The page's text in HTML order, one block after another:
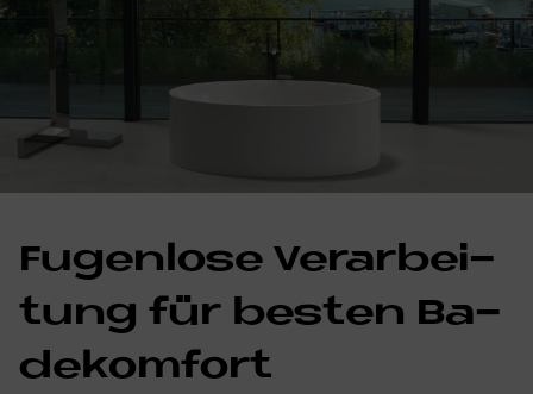
Fu­gen­lo­se Ver­ar­bei­
tung für be­sten Ba­
de­kom­fort